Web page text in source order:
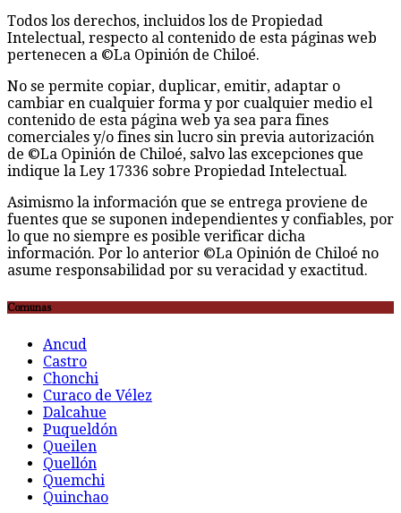
Todos los derechos, incluidos los de Propiedad
Intelectual, respecto al contenido de esta páginas web
pertenecen a ©La Opinión de Chiloé.
No se permite copiar, duplicar, emitir, adaptar o
cambiar en cualquier forma y por cualquier medio el
contenido de esta página web ya sea para fines
comerciales y/o fines sin lucro sin previa autorización
de ©La Opinión de Chiloé, salvo las excepciones que
indique la Ley 17336 sobre Propiedad Intelectual.
Asimismo la información que se entrega proviene de
fuentes que se suponen independientes y confiables, por
lo que no siempre es posible verificar dicha
información. Por lo anterior ©La Opinión de Chiloé no
asume responsabilidad por su veracidad y exactitud.
Comunas
Ancud
Castro
Chonchi
Curaco de Vélez
Dalcahue
Puqueldón
Queilen
Quellón
Quemchi
Quinchao